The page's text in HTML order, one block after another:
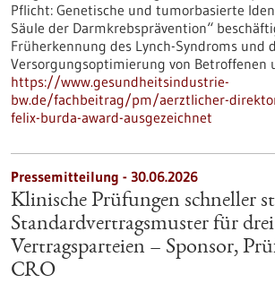
Pflicht: Genetische und tumorbasierte
Säule der Darmkrebsprävention“
Früherkennung des Lynch-​Syndroms und
Versorgungsoptimierung von Betroffenen
https://www.gesundheitsindustrie-
bw.de/fachbeitrag/pm/aerztlicher-
felix-burda-award-ausgezeichnet
Pressemitteilung - 30.06.2026
Klinische Prüfungen schneller
Standardvertragsmuster für drei
Vertragsparteien – Sponsor,
CRO